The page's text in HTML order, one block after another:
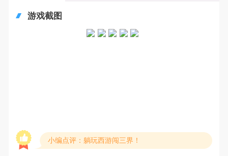
游戏截图
小编点评：躺玩西游闯三界！